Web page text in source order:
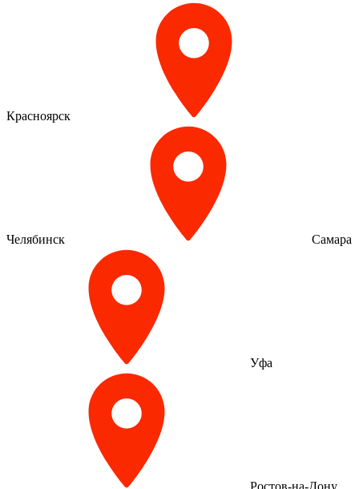
Красноярск
Челябинск Самара
Уфа
Ростов-на-Дону